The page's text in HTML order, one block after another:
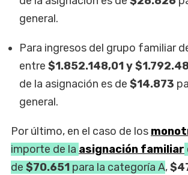
general.
Para ingresos del grupo familiar
entre$1.852.148,01 y
de la asignación es de$14.873
general.
Por último, en el caso de los
importe de la asignación familiar
de $70.651 para la categoría A,